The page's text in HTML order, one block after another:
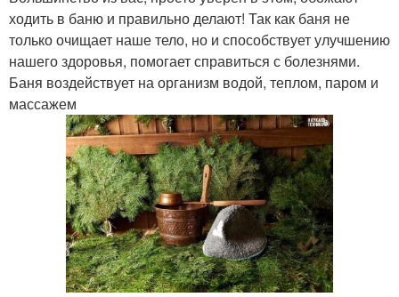
ходить в баню и правильно делают! Так как баня не
только очищает наше тело, но и способствует улучшению
нашего здоровья, помогает справиться с болезнями.
Баня воздействует на организм водой, теплом, паром и
массажем